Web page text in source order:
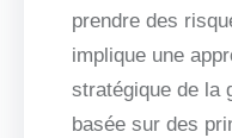
prendre des
implique une
stratégique de la
basée sur des